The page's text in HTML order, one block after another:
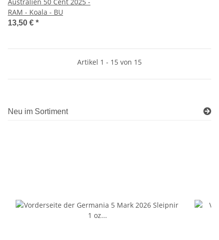
RAM - Koala - BU
13,50 € *
Artikel 1 - 15 von 15
Neu im Sortiment